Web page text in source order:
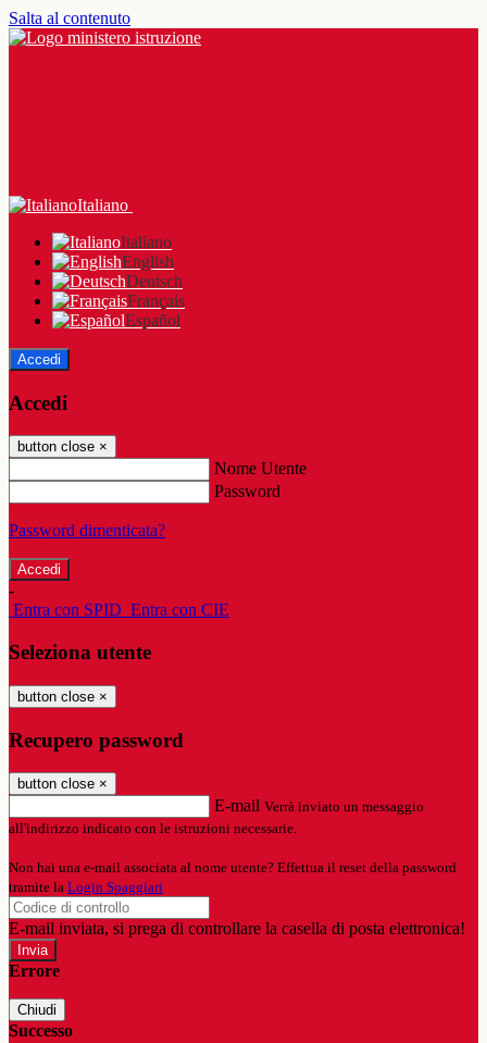
Salta al contenuto
Italiano
Italiano
English
Deutsch
Français
Español
Accedi
Accedi
button close ×
Nome Utente
Password
Password dimenticata?
-
Entra con SPID Entra con CIE
Seleziona utente
button close ×
Recupero password
button close ×
E-mail Verrà inviato un messaggio
all'indirizzo indicato con le istruzioni necessarie.
Non hai una e-mail associata al nome utente? Effettua il reset della password
tramite la Login Spaggiari
E-mail inviata, si prega di controllare la casella di posta elettronica!
Errore
Chiudi
Successo